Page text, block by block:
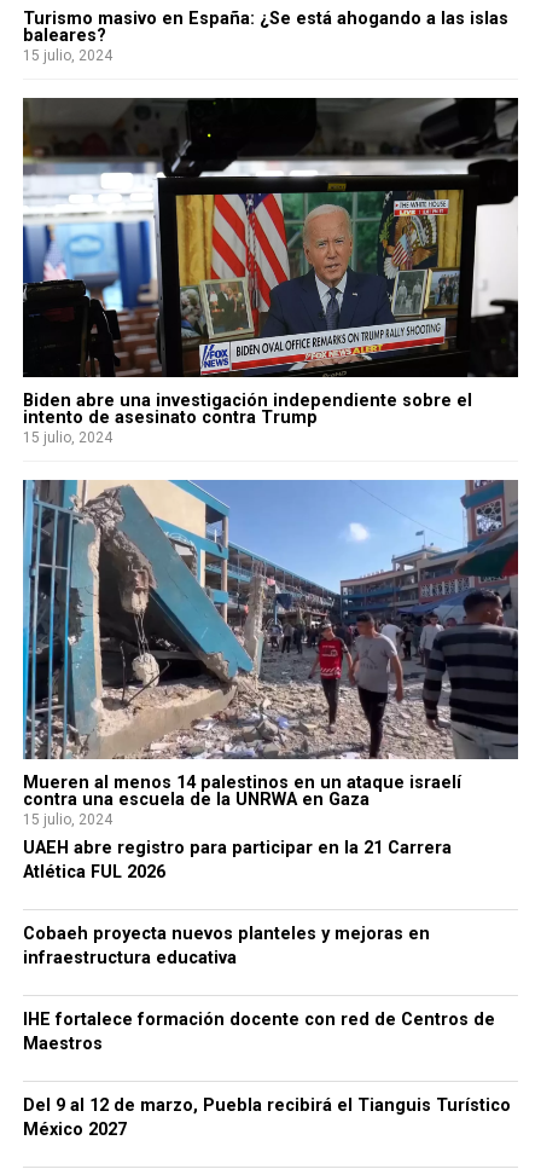
Turismo masivo en España: ¿Se está ahogando a las islas
baleares?
15 julio, 2024
Biden abre una investigación independiente sobre el
intento de asesinato contra Trump
15 julio, 2024
Mueren al menos 14 palestinos en un ataque israelí
contra una escuela de la UNRWA en Gaza
15 julio, 2024
UAEH abre registro para participar en la 21 Carrera
Atlética FUL 2026
Cobaeh proyecta nuevos planteles y mejoras en
infraestructura educativa
IHE fortalece formación docente con red de Centros de
Maestros
Del 9 al 12 de marzo, Puebla recibirá el Tianguis Turístico
México 2027